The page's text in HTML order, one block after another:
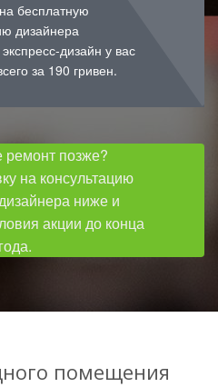
бесплатную
дизайнера
дизайн у вас
за 190 гривен.
ремонт позже?
на консультацию
ниже и
акции до конца
года.
помещения